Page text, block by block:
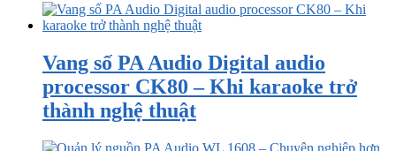
Vang số PA Audio Digital audio
processor CK80 – Khi karaoke trở
thành nghệ thuật